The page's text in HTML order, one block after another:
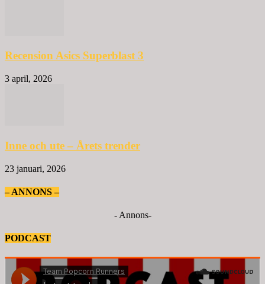
Recension Asics Superblast 3
3 april, 2026
Inne och ute – Årets trender
23 januari, 2026
– ANNONS –
- Annons-
PODCAST